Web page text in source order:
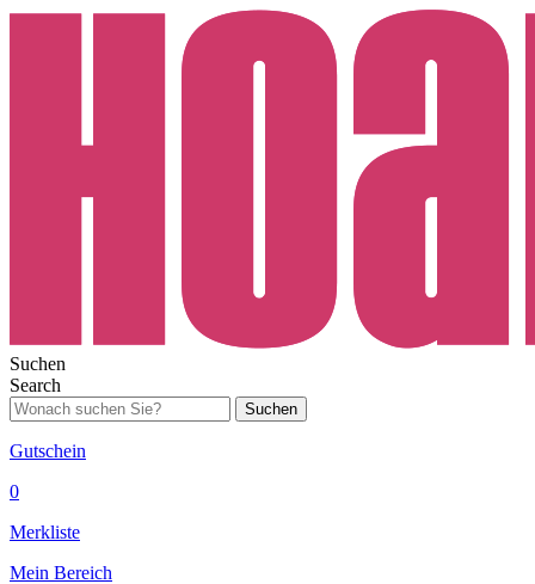
Suchen
Search
Suchen
Gutschein
0
Merkliste
Mein Bereich